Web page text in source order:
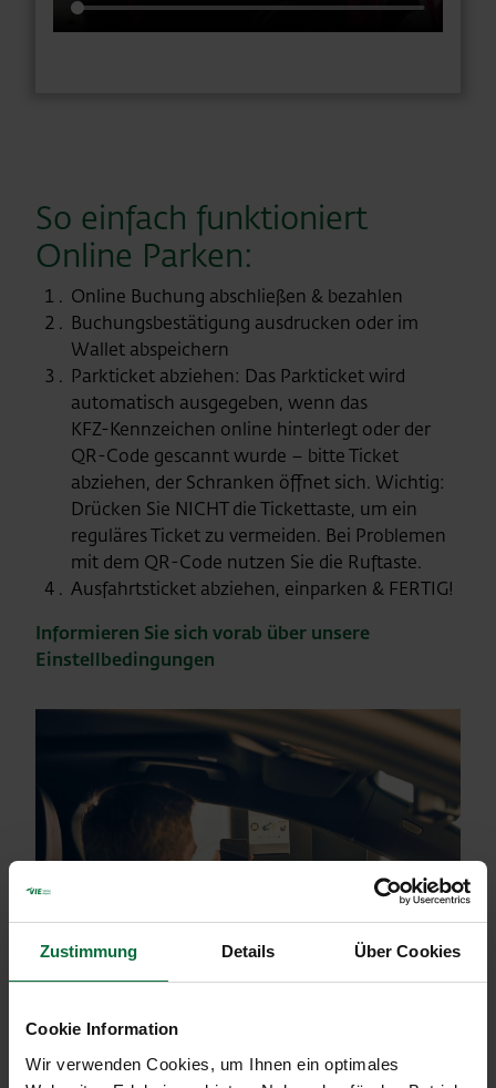
Zustimmung Details Über Cookies
Cookie Information
Wir verwenden Cookies, um Ihnen ein optimales
So einfach funktioniert
Online Parken:
Online Buchung abschließen & bezahlen
Buchungsbestätigung ausdrucken oder im
Wallet abspeichern
Parkticket abziehen: Das Parkticket wird
automatisch ausgegeben, wenn das
KFZ‑Kennzeichen online hinterlegt oder der
QR‑Code gescannt wurde – bitte Ticket
abziehen, der Schranken öffnet sich. Wichtig:
Drücken Sie NICHT die Tickettaste, um ein
reguläres Ticket zu vermeiden. Bei Problemen
mit dem QR-Code nutzen Sie die Ruftaste.
Ausfahrtsticket abziehen, einparken & FERTIG!
Informieren Sie sich vorab über unsere
Einstellbedingungen